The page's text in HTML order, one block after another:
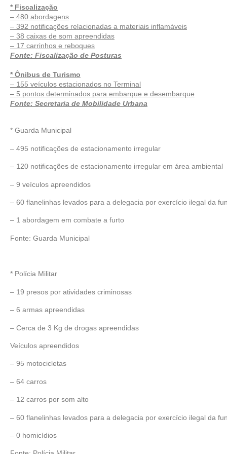
* Fiscalização
– 480 abordagens
– 392 notificações relacionadas a materiais inflamáveis
– 38 caixas de som apreendidas
– 17 carrinhos e reboques
Fonte: Fiscalização de Posturas
* Ônibus de Turismo
– 155 veículos estacionados no Terminal
– 5 pontos determinados para embarque e desembarque
Fonte: Secretaria de Mobilidade Urbana
* Guarda Municipal
– 495 notificações de estacionamento irregular
– 120 notificações de estacionamento irregular em área ambiental
– 9 veículos apreendidos
– 60 flanelinhas levados para a delegacia por exercício ilegal da
– 1 abordagem em combate a furto
Fonte: Guarda Municipal
* Polícia Militar
– 19 presos por atividades criminosas
– 6 armas apreendidas
– Cerca de 3 Kg de drogas apreendidas
Veículos apreendidos
– 95 motocicletas
– 64 carros
– 12 carros por som alto
– 60 flanelinhas levados para a delegacia por exercício ilegal da
– 0 homicídios